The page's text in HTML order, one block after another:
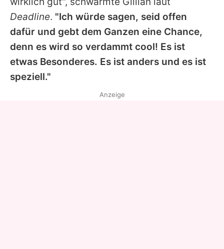
Deadline. "Ich würde sagen, seid offen
dafür und gebt dem Ganzen eine Chance,
denn es wird so verdammt cool! Es ist
etwas Besonderes. Es ist anders und es ist
speziell."
Anzeige